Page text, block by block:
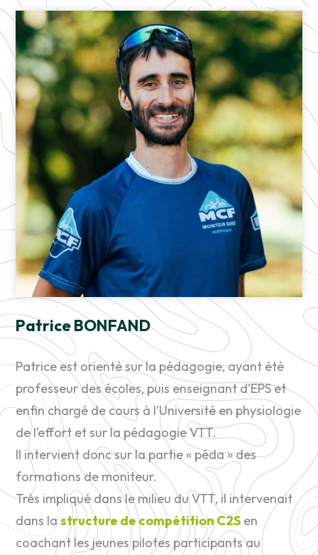
Patrice BONFAND
Patrice est orienté sur la pédagogie, ayant été
professeur des écoles, puis enseignant d’EPS et
enfin chargé de cours à l’Université en physiologie
de l’effort et sur la pédagogie VTT.
Il intervient donc sur la partie « péda » des
formations de moniteur.
Très impliqué dans le milieu du VTT, il intervenait
dans lastructure de compétition C2S en
coachant les jeunes pilotes participants au